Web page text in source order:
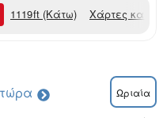
1119ft (Κάτω) Χάρτες
τώρα Ωριαία